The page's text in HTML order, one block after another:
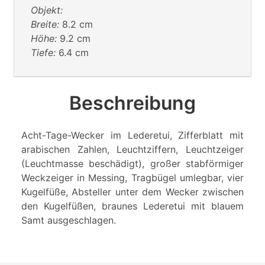
Objekt:
Breite: 8.2 cm
Höhe: 9.2 cm
Tiefe: 6.4 cm
Beschreibung
Acht-Tage-Wecker im Lederetui, Zifferblatt mit
arabischen Zahlen, Leuchtziffern, Leuchtzeiger
(Leuchtmasse beschädigt), großer stabförmiger
Weckzeiger in Messing, Tragbügel umlegbar, vier
Kugelfüße, Absteller unter dem Wecker zwischen
den Kugelfüßen, braunes Lederetui mit blauem
Samt ausgeschlagen.